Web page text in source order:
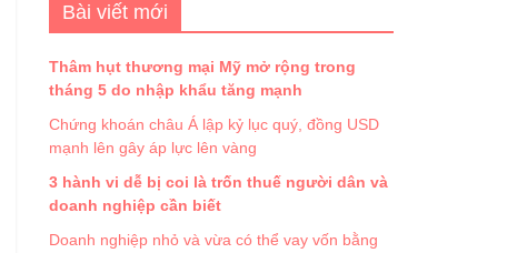
Bài viết mới
Thâm hụt thương mại Mỹ mở rộng trong
tháng 5 do nhập khẩu tăng mạnh
Chứng khoán châu Á lập kỷ lục quý, đồng USD
mạnh lên gây áp lực lên vàng
3 hành vi dễ bị coi là trốn thuế người dân và
doanh nghiệp cần biết
Doanh nghiệp nhỏ và vừa có thể vay vốn bằng